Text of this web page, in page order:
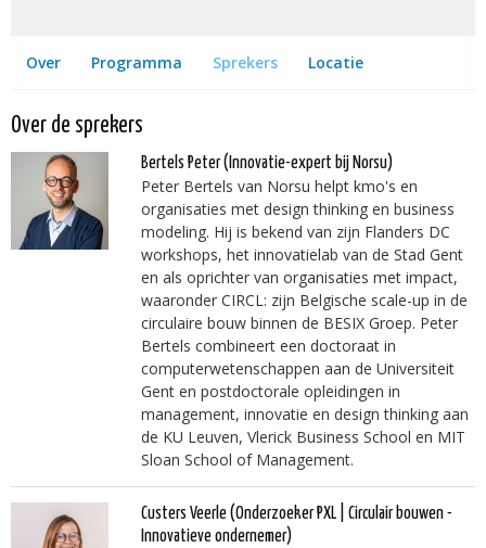
Over Programma Sprekers Locatie
Over de sprekers
Bertels Peter(Innovatie-expert bij Norsu)
Peter Bertels van Norsu helpt kmo's en
organisaties met design thinking en business
modeling. Hij is bekend van zijn Flanders DC
workshops, het innovatielab van de Stad Gent
en als oprichter van organisaties met impact,
waaronder CIRCL: zijn Belgische scale-up in de
circulaire bouw binnen de BESIX Groep. Peter
Bertels combineert een doctoraat in
computerwetenschappen aan de Universiteit
Gent en postdoctorale opleidingen in
management, innovatie en design thinking aan
de KU Leuven, Vlerick Business School en MIT
Sloan School of Management.
Custers Veerle (Onderzoeker PXL | Circulair bouwen -
Innovatieve ondernemer)